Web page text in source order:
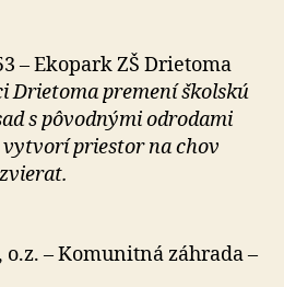
– Ekopark ZŠ Drietoma
Drietoma premení školskú
s pôvodnými odrodami
priestor na chov
– Komunitná záhrada –